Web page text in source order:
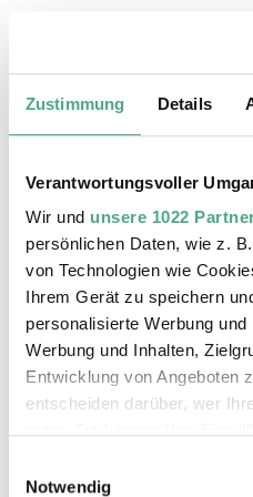
Zustimmung Details
Verantwortungsvoller
Wir und unsere 1022
persönlichen Daten, wie z.
von Technologien wie
Ihrem Gerät zu speichern
personalisierte Werbung
Werbung und Inhalten,
Entwicklung von Angeboten
entscheiden darüber, wer
Trigger Symbol ändern oder
Notwendig
ÖFFENTLICHE FÜHRUNG
Der Erzschrägaufzug
Copyright:
Das Weltkulturerbe